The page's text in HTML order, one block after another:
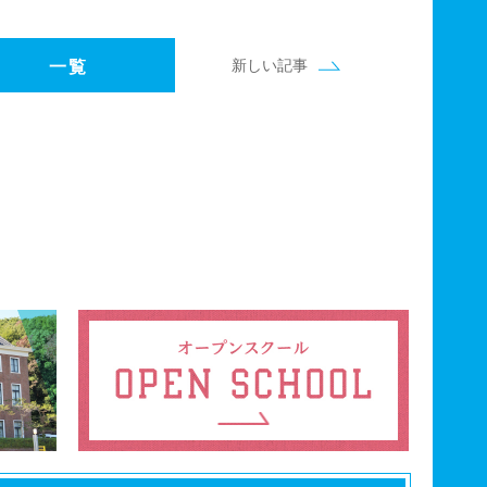
一覧 新しい記事